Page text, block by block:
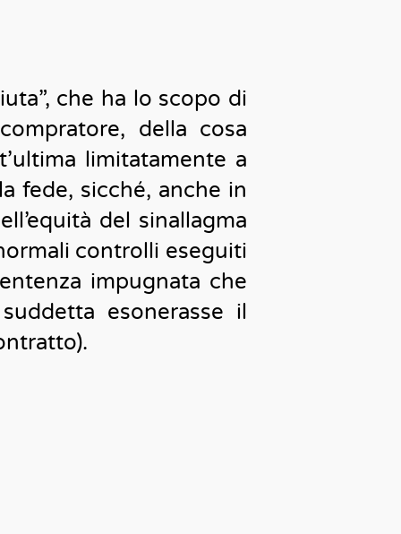
che ha lo scopo di
della cosa
limitatamente a
fede, sicché, anche in
del sinallagma
controlli eseguiti
impugnata che
esonerasse il